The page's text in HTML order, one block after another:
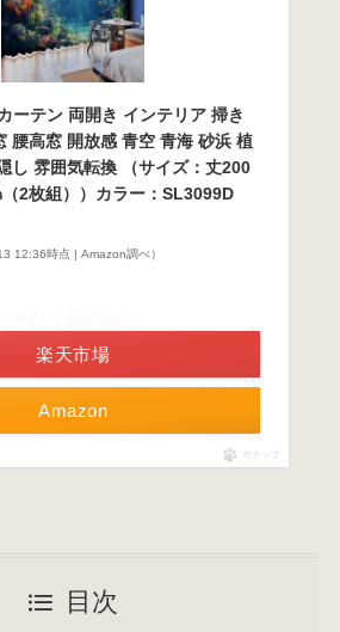
ーテン 両開き インテリア 掃き
腰高窓 開放感 青空 青海 砂浜 植
し 雰囲気転換 （サイズ：丈200
2枚組））カラー：SL3099D
12:36時点 | Amazon調べ）
Amazon
楽天市場
ポチップ
目次